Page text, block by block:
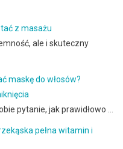
z masażu
ale i skuteczny
maskę do włosów?
pytanie, jak prawidłowo …
pełna witamin i